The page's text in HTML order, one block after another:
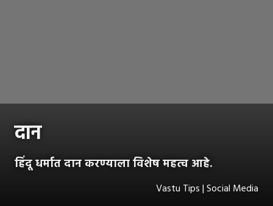
दान
हिंदू धर्मात दान करण्याला विशेष महत्व आहे.
Vastu Tips | Social Media